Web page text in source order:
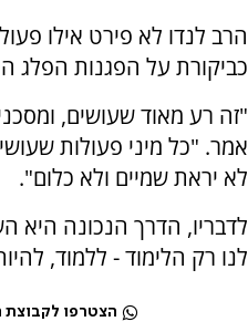
הרב לנדו לא פירט אילו
כביקורת על הפגנות הפלג
"זה רע מאוד שעושים,
אמר. "כל מיני פעולות
לא יראת שמיים ולא כלום".
לדבריו, הדרך הנכונה היא
לנו רק הלימוד - ללמוד,
הצטרפו לקבוצת